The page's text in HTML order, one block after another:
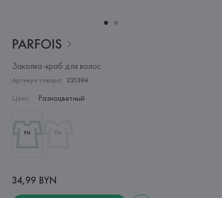
PARFOIS
Заколка-краб для волос
Артикул товара: 221394
Цвет: Разноцветный
34,99 BYN